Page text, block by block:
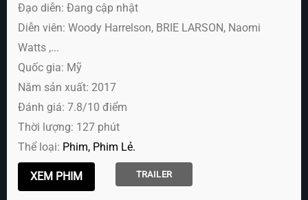
Đạo diễn: Đang cập nhật
Diễn viên: Woody Harrelson, BRIE LARSON, Naomi
Watts ,...
Quốc gia: Mỹ
Năm sản xuất: 2017
Đánh giá: 7.8/10 điểm
Thời lượng: 127 phút
Thể loại: Phim Phim Lẻ
TRAILER